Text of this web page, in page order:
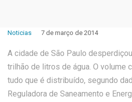
Noticias 7 de março de 2014
A cidade de São Paulo
trilhão de litros de água. O volume
tudo que é distribuído, segundo
Reguladora de Saneamento e